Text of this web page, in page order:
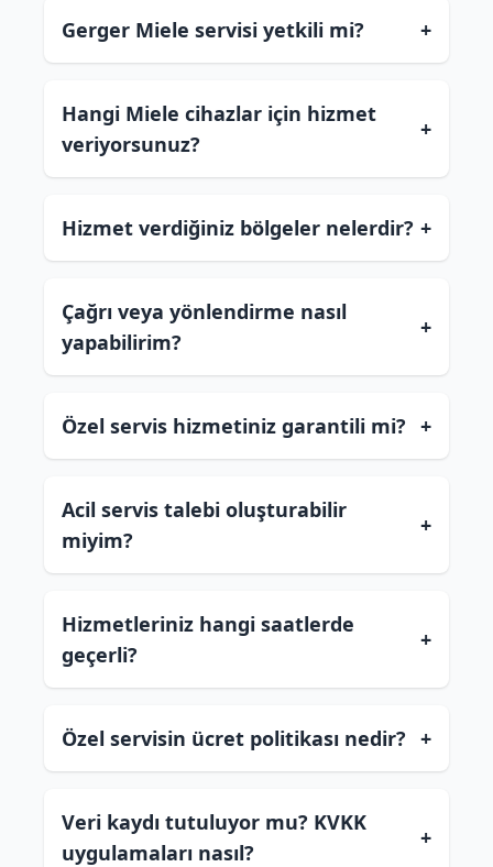
Gerger Miele servisi yetkili mi? +
Hangi Miele cihazlar için hizmet
veriyorsunuz?
+
Hizmet verdiğiniz bölgeler nelerdir? +
Çağrı veya yönlendirme nasıl
yapabilirim?
+
Özel servis hizmetiniz garantili mi? +
Acil servis talebi oluşturabilir
miyim?
+
Hizmetleriniz hangi saatlerde
geçerli?
+
Özel servisin ücret politikası nedir? +
Veri kaydı tutuluyor mu? KVKK
uygulamaları nasıl?
+